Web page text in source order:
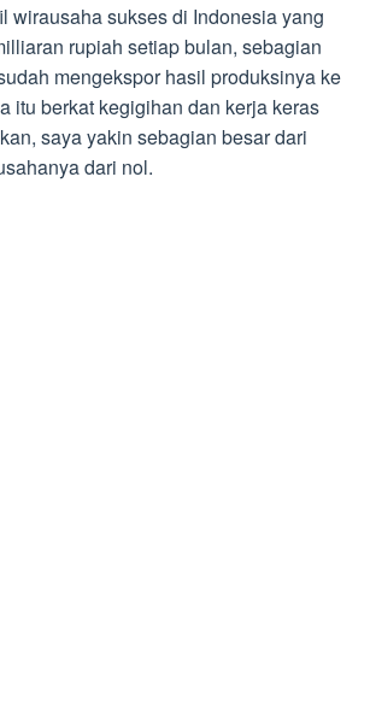
wirausaha sukses di Indonesia yang
rupiah setiap bulan, sebagian
mengekspor hasil produksinya ke
itu berkat kegigihan dan kerja keras
saya yakin sebagian besar dari
dari nol.